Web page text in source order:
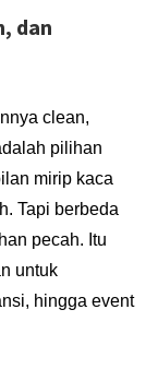
dan
clean,
pilihan
mirip kaca
Tapi berbeda
pecah. Itu
untuk
hingga event